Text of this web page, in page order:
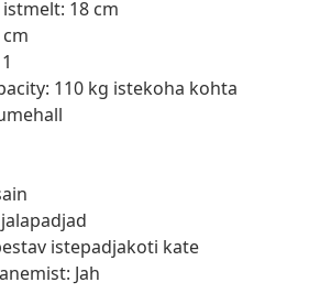
18 cm
110 kg istekoha kohta
istepadjakoti kate
Jah